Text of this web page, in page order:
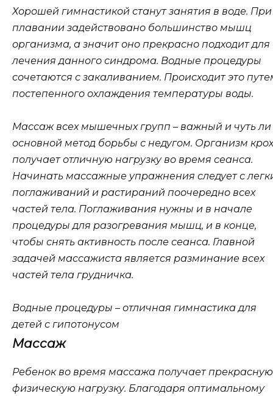
Хорошей гимнастикой станут занятия в воде. При
плавании задействовано большинство мышц
организма, а значит оно прекрасно подходит для
лечения данного синдрома. Водные процедуры
сочетаются с закаливанием. Происходит это
постепенного охлаждения температуры воды.
Массаж всех мышечных групп – важный и чуть ли
основной метод борьбы с недугом. Организм
получает отличную нагрузку во время сеанса.
Начинать массажные упражнения следует с
поглаживаний и растираний поочередно всех
частей тела. Поглаживания нужны и в начале
процедуры для разогревания мышц, и в конце,
чтобы снять активность после сеанса. Главной
задачей массажиста является разминание всех
частей тела грудничка.
Водные процедуры – отличная гимнастика для
детей с гипотонусом
Массаж
Ребенок во время массажа получает прекрасную
физическую нагрузку. Благодаря оптимальному